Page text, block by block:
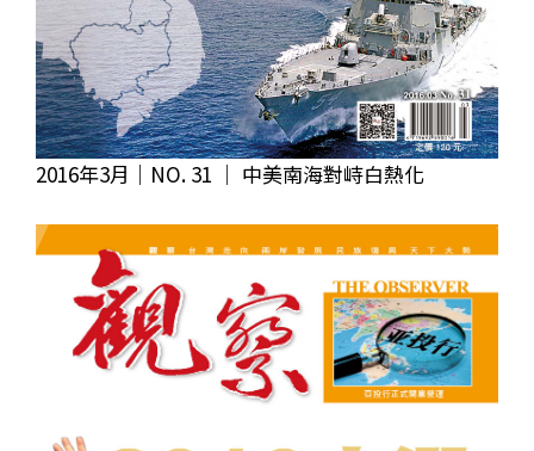
2016年3月｜NO. 31 │ 中美南海對峙白熱化